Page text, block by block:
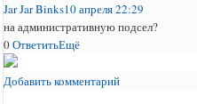
Jar Jar Binks10 апреля 22:29
на административную подсел?
0ОтветитьЕщё
Добавить комментарий